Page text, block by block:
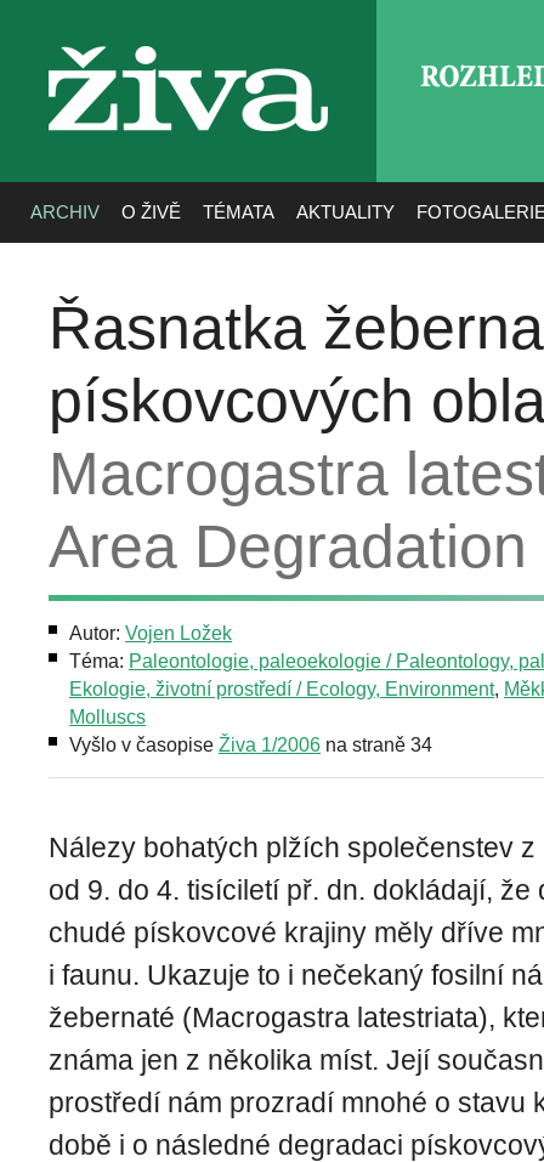
živa
ARCHIV O ŽIVĚ TÉMATA AKTUALITY
Řasnatka
pískovcových
Macrogastra
Area Degradation
Autor: Vojen Ložek
Téma: Paleontologie, paleoekologie / Paleontology,
Ekologie, životní prostředí / Ecology, Environment,
Molluscs
Vyšlo v časopise Živa 1/2006 na straně 34
Nálezy bohatých plžích společenstev z
od 9. do 4. tisíciletí př. dn. dokládají, že
chudé pískovcové krajiny měly dříve
i faunu. Ukazuje to i nečekaný fosilní
žebernaté (Macrogastra latestriata),
známa jen z několika míst. Její
prostředí nám prozradí mnohé o stavu
době i o následné degradaci